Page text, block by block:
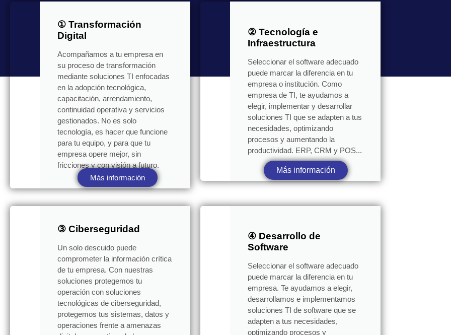
① Transformación
Digital
Acompañamos a tu empresa en
su proceso de transformación
mediante soluciones TI enfocadas
en la adopción tecnológica,
capacitación, arrendamiento,
continuidad operativa y servicios
gestionados. No es solo
tecnología, es hacer que funcione
para tu equipo, y para que tu
empresa opere mejor, sin
fricciones y con visión a futuro.
Más información
② Tecnología e
Infraestructura
Seleccionar el software adecuado
puede marcar la diferencia en tu
empresa o institución. Como
empresa de TI, te ayudamos a
elegir, implementar y desarrollar
soluciones TI que se adapten a tus
necesidades, optimizando
procesos y aumentando la
productividad. ERP, CRM y POS...
Más información
③ Ciberseguridad
Un solo descuido puede
comprometer la información crítica
de tu empresa. Con nuestras
soluciones protegemos tu
operación con soluciones
tecnológicas de ciberseguridad,
protegemos tus sistemas, datos y
operaciones frente a amenazas
④ Desarrollo de
Software
Seleccionar el software adecuado
puede marcar la diferencia en tu
empresa. Te ayudamos a elegir,
desarrollamos e implementamos
soluciones TI de software que se
adapten a tus necesidades,
optimizando procesos y